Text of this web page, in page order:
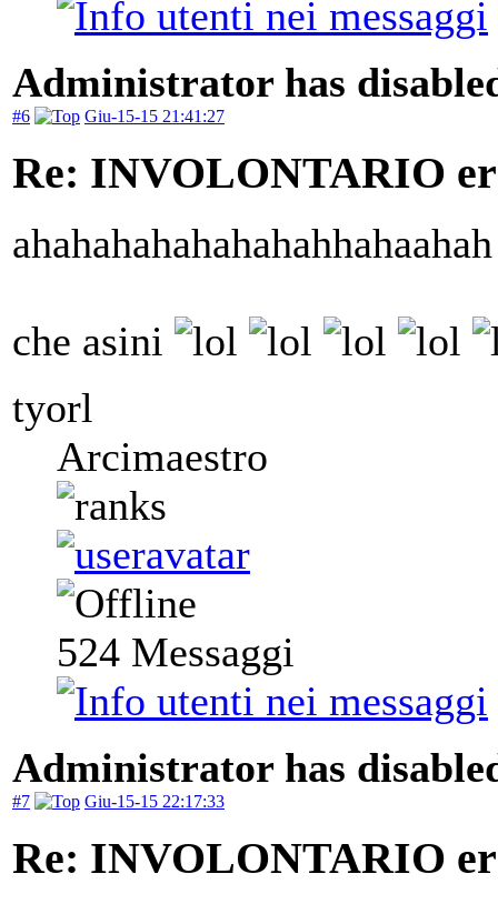
Administrator has
#6 Giu-15-15 21:41:27
Re: INVOLONTARIO
ahahahahahahahahhahaahah
che asini
tyorl
Arcimaestro
524 Messaggi
Administrator has
#7 Giu-15-15 22:17:33
Re: INVOLONTARIO